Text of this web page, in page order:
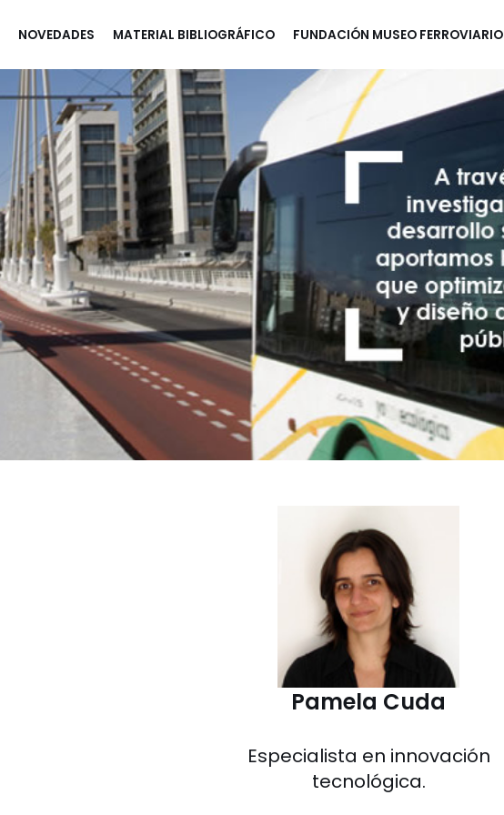
NOVEDADES MATERIAL BIBLIOGRÁFICO FUNDACIÓN MUSEO FERROVIARIO
Pamela Cuda
Especialista en innovación
tecnológica.